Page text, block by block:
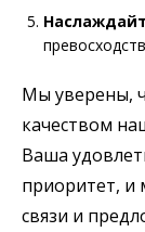
Мы уверены,
качеством
Ваша
приоритет, и
связи и